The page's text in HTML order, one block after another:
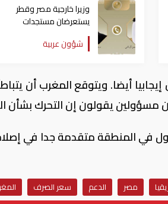
وزيرا خارجية مصر وقطر
يستعرضان مستجدات
التحركات الإقليمية
شؤون عربية
يقولون إن التحرك بشأن العملة
في المنطقة متقدمة جدا في
مصر الدعم سعر الصرف